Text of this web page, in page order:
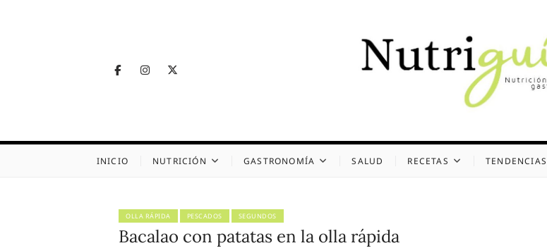
FacebookInstagram
INICIO NUTRICIÓN GASTRONOMÍA SALUD RECETAS TENDENCIAS
OLLA RÁPIDA PESCADOS SEGUNDOS
Bacalao con patatas en la olla rápida